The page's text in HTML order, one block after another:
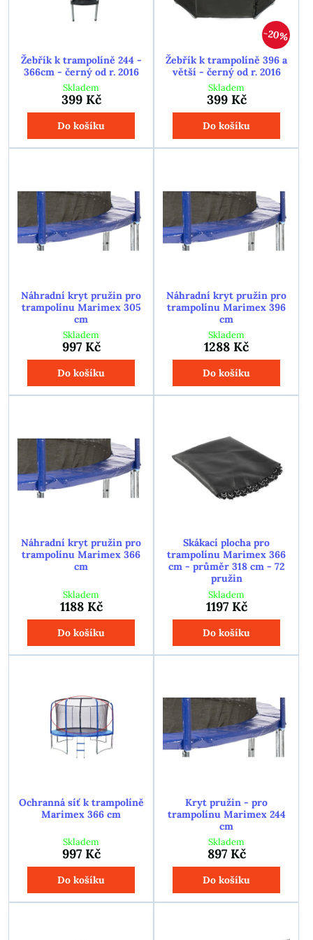
Žebřík k trampolíně 244 -
366cm - černý od r. 2016
Skladem
399 Kč
Do košíku
20%
Žebřík k trampolíně 396 a
větší - černý od r. 2016
Skladem
399 Kč
Do košíku
Náhradní kryt pružin pro
trampolínu Marimex 305
cm
Skladem
997 Kč
Do košíku
Náhradní kryt pružin pro
trampolínu Marimex 396
cm
Skladem
1288 Kč
Do košíku
Náhradní kryt pružin pro
trampolínu Marimex 366
cm
Skladem
1188 Kč
Do košíku
Skákací plocha pro
trampolínu Marimex 366
cm - průměr 318 cm - 72
pružin
Skladem
1197 Kč
Do košíku
Ochranná síť k trampolíně
Marimex 366 cm
Skladem
997 Kč
Do košíku
Kryt pružin - pro
trampolínu Marimex 244
cm
Skladem
897 Kč
Do košíku